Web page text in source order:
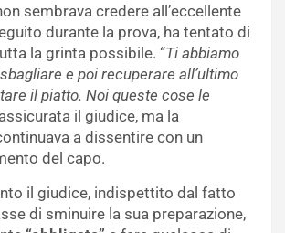
sembrava credere all’eccellente
durante la prova, ha tentato di
la grinta possibile. “Ti abbiamo
e poi recuperare all’ultimo
il piatto. Noi queste cose le
il giudice, ma la
a dissentire con un
del capo.
il giudice, indispettito dal fatto
di sminuire la sua preparazione,